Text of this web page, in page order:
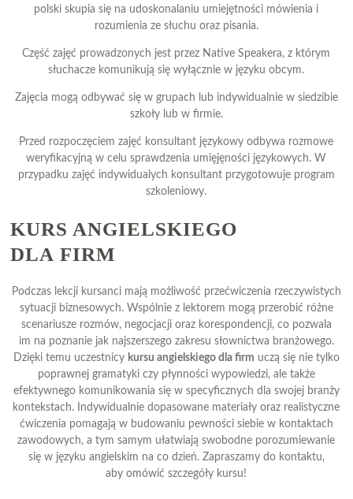
polski skupia się na udoskonalaniu umiejętności mówienia i
rozumienia ze słuchu oraz pisania.
Część zajęć prowadzonych jest przez Native Speakera, z którym
słuchacze komunikują się wyłącznie w języku obcym.
Zajęcia mogą odbywać się w grupach lub indywidualnie w siedzibie
szkoły lub w firmie.
Przed rozpoczęciem zajęć konsultant językowy odbywa rozmowe
weryfikacyjną w celu sprawdzenia umięjęności językowych. W
przypadku zajęć indywidualych konsultant przygotowuje program
szkoleniowy.
KURS ANGIELSKIEGO
DLA FIRM
Podczas lekcji kursanci mają możliwość przećwiczenia rzeczywistych
sytuacji biznesowych. Wspólnie z lektorem mogą przerobić różne
scenariusze rozmów, negocjacji oraz korespondencji, co pozwala
im na poznanie jak najszerszego zakresu słownictwa branżowego.
Dzięki temu uczestnicy kursu angielskiego dla firm uczą się nie tylko
poprawnej gramatyki czy płynności wypowiedzi, ale także
efektywnego komunikowania się w specyficznych dla swojej branży
kontekstach. Indywidualnie dopasowane materiały oraz realistyczne
ćwiczenia pomagają w budowaniu pewności siebie w kontaktach
zawodowych, a tym samym ułatwiają swobodne porozumiewanie
się w języku angielskim na co dzień. Zapraszamy do kontaktu,
aby omówić szczegóły kursu!